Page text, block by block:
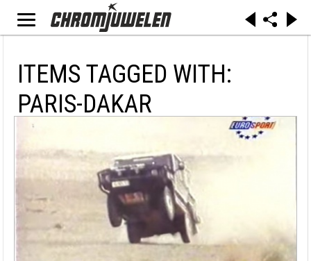
ITEMS TAGGED WITH:
PARIS-DAKAR